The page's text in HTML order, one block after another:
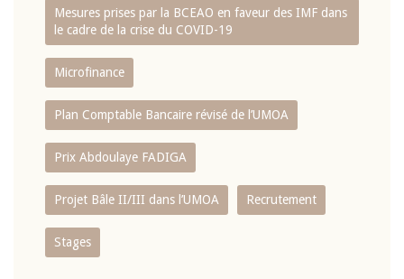
Mesures prises par la BCEAO en faveur des IMF dans
le cadre de la crise du COVID-19
Microfinance
Plan Comptable Bancaire révisé de l’UMOA
Prix Abdoulaye FADIGA
Projet Bâle II/III dans l’UMOA Recrutement
Stages